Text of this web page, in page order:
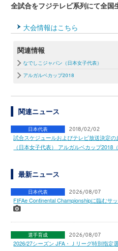
全試合をフジテレビ系列にて全国
大会情報はこちら
関連情報
なでしこジャパン（日本女子代表）
アルガルベカップ2018
関連ニュース
日本代表 2018/02/02
試合スケジュールおよびテレビ放送決定
（日本女子代表） アルガルベカップ2018
最新ニュース
日本代表 2026/08/07
FIFAe Continental Championshipに臨むサ
選手育成 2026/08/07
2026/27シーズン JFA・Ｊリーグ特別指定